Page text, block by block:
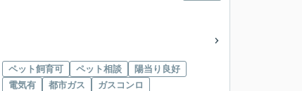
ペット飼育可 ペット相談
陽当り良好
電気有
都市ガス ガスコンロ